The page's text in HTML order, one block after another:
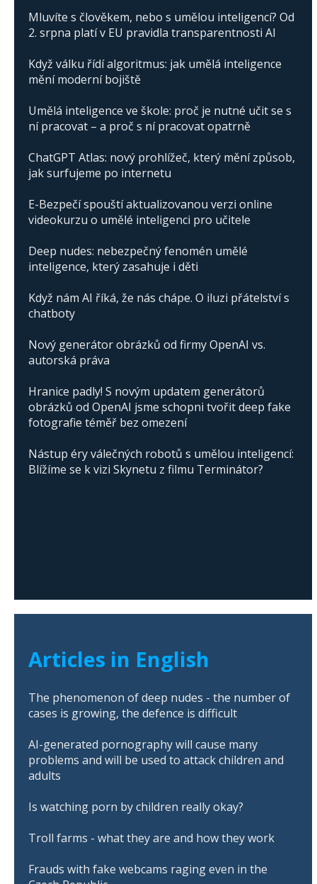
Mluvíte s člověkem, nebo s umělou inteligencí? Od
2. srpna platí v EU pravidla transparentnosti AI
Když válku řídí algoritmus: jak umělá inteligence
mění moderní bojiště
Umělá inteligence ve škole: proč je nutné učit se s
ní pracovat – a proč s ní pracovat opatrně
ChatGPT Atlas: nový prohlížeč, který mění způsob,
jak surfujeme po internetu
E-Bezpečí spouští aktualizovanou verzi online
videokurzu o umělé inteligenci pro učitele
Deep nudes: nebezpečný fenomén umělé
inteligence, který zasahuje i děti
Když nám AI říká, že nás chápe. O iluzi přátelství s
chatboty
Nový generátor obrázků od firmy OpenAI vs.
autorská práva
Hranice padly! S novým updatem generátorů
obrázků od OpenAI jsme schopni tvořit deep fake
fotografie téměř bez omezení
Nástup éry válečných robotů s umělou inteligencí:
Blížíme se k vizi Skynetu z filmu Terminátor?
Articles in English
The phenomenon of deep nudes - the number of
cases is growing, the defence is difficult
AI-generated pornography will cause many
problems and will be used to attack children and
adults
Is watching porn by children really okay?
Troll farms - what they are and how they work
Frauds with fake webcams raging even in the